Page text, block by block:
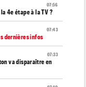
07:56
4e étape à la TV ?
07:43
dernières infos
07:33
va disparaître en